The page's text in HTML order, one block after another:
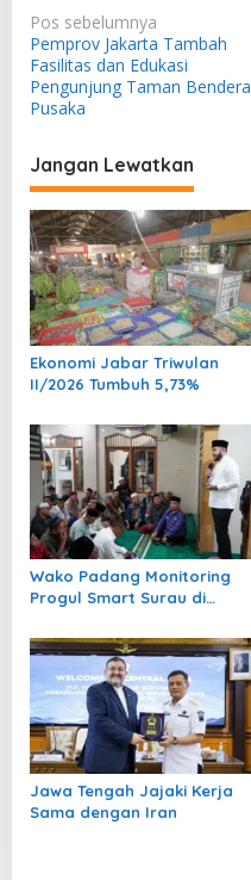
N
a
v
i
g
a
s
i
p
o
s
Pos sebelumnya
Pemprov Jakarta Tambah
Fasilitas dan Edukasi
Pengunjung Taman Bendera
Pusaka
Jangan Lewatkan
Ekonomi Jabar Triwulan
II/2026 Tumbuh 5,73%
Wako Padang Monitoring
Progul Smart Surau di
Jawa Tengah Jajaki Kerja
Sama dengan Iran